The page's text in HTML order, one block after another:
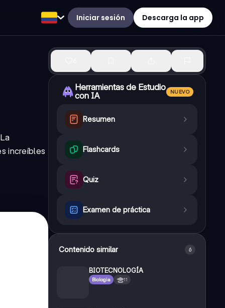
Iniciar sesión Descarga la app
increíbles
Herramientas de Estudio
con IA
NUEVO
Resumen
Flashcards
Quiz
Examen de práctica
Contenido similar 6
BIOTECNOLOGÍA
Biologia 11